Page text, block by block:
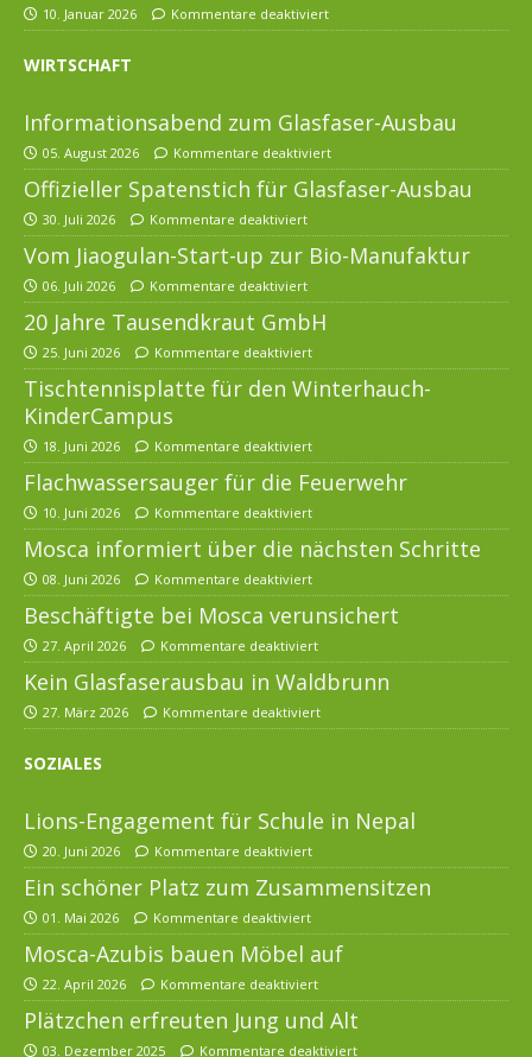
10. Januar 2026 Kommentare deaktiviert
WIRTSCHAFT
Informationsabend zum Glasfaser-Ausbau
05. August 2026 Kommentare deaktiviert
Offizieller Spatenstich für Glasfaser-Ausbau
30. Juli 2026 Kommentare deaktiviert
Vom Jiaogulan-Start-up zur Bio-Manufaktur
06. Juli 2026 Kommentare deaktiviert
20 Jahre Tausendkraut GmbH
25. Juni 2026 Kommentare deaktiviert
Tischtennisplatte für den Winterhauch-
KinderCampus
18. Juni 2026 Kommentare deaktiviert
Flachwassersauger für die Feuerwehr
10. Juni 2026 Kommentare deaktiviert
Mosca informiert über die nächsten Schritte
08. Juni 2026 Kommentare deaktiviert
Beschäftigte bei Mosca verunsichert
27. April 2026 Kommentare deaktiviert
Kein Glasfaserausbau in Waldbrunn
27. März 2026 Kommentare deaktiviert
SOZIALES
Lions-Engagement für Schule in Nepal
20. Juni 2026 Kommentare deaktiviert
Ein schöner Platz zum Zusammensitzen
01. Mai 2026 Kommentare deaktiviert
Mosca-Azubis bauen Möbel auf
22. April 2026 Kommentare deaktiviert
Plätzchen erfreuten Jung und Alt
03. Dezember 2025 Kommentare deaktiviert